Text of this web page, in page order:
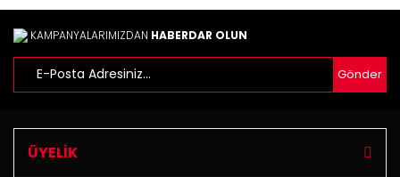
Ürün fiyatı diğer sitelerden daha pahalı.
Bu ürüne benzer farklı alternatifler olmalı.
KAMPANYALARIMIZDAN HABERDAR OLUN
Gönder
ÜYELİK